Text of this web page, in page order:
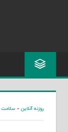
»سلامت و پزشکی»